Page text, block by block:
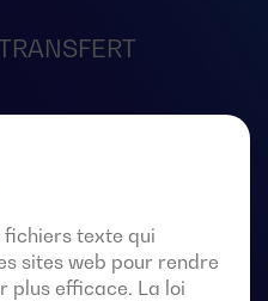
fichiers texte qui
sites web pour rendre
plus efficace. La loi